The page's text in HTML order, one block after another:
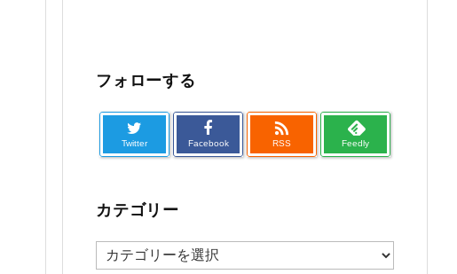
フォローする
Twitter Facebook

RSS Feedly
カテゴリー
カ